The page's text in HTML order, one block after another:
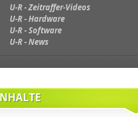
U-R - Zeitraffer-Videos
U-R - Hardware
U-R - Software
U-R - News